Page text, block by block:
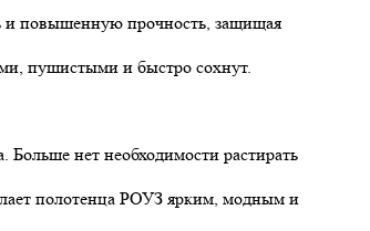
и повышенную прочность, защищая
пушистыми и быстро сохнут.
нет необходимости растирать
полотенца РОУЗ ярким, модным и